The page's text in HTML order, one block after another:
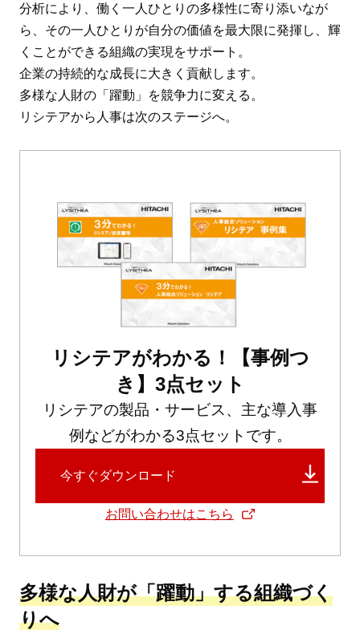
分析により、働く一人ひとりの多様性に寄り添いなが
ら、その一人ひとりが自分の価値を最大限に発揮し、輝
くことができる組織の実現をサポート。
企業の持続的な成長に大きく貢献します。
多様な人財の「躍動」を競争力に変える。
リシテアから人事は次のステージへ。
リシテアがわかる！【事例つ
き】3点セット
リシテアの製品・サービス、主な導入事
例などがわかる3点セットです。
今すぐダウンロード
お問い合わせはこちら
多様な人財が「躍動」する組織づく
りへ